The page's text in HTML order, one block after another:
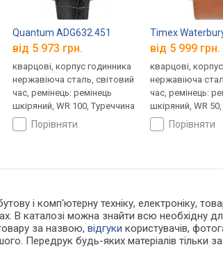
Quantum ADG632.451
від 5 973 грн.
кварцові, корпус годинника
нержавіюча сталь, світовий
час, ремінець: ремінець
шкіряний, WR 100, Туреччина
порівняти
Timex
від 5 999 грн.
кварцові,
нержавіюча
час, ремінець:
шкіряний, WR
порівняти
і комп'ютерну техніку, електроніку,
В каталозі можна знайти всю необхідну
за назвою,відгуки користувачів,
Передрук будь-яких матеріалів тільки